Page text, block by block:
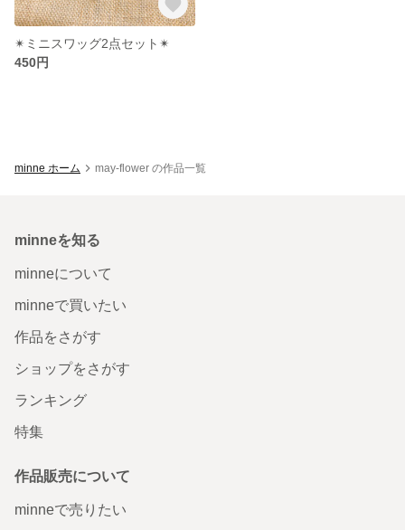
✴ミニスワッグ2点セット✴
450円
minne ホーム may-flower の作品一覧
minneを知る
minneについて
minneで買いたい
作品をさがす
ショップをさがす
ランキング
特集
作品販売について
minneで売りたい